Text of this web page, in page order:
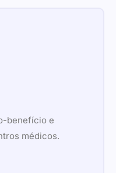
benefício e
médicos.